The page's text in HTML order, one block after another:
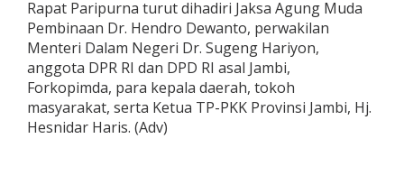
Rapat Paripurna turut dihadiri Jaksa Agung Muda
Pembinaan Dr. Hendro Dewanto, perwakilan
Menteri Dalam Negeri Dr. Sugeng Hariyon,
anggota DPR RI dan DPD RI asal Jambi,
Forkopimda, para kepala daerah, tokoh
masyarakat, serta Ketua TP-PKK Provinsi Jambi, Hj.
Hesnidar Haris. (Adv)